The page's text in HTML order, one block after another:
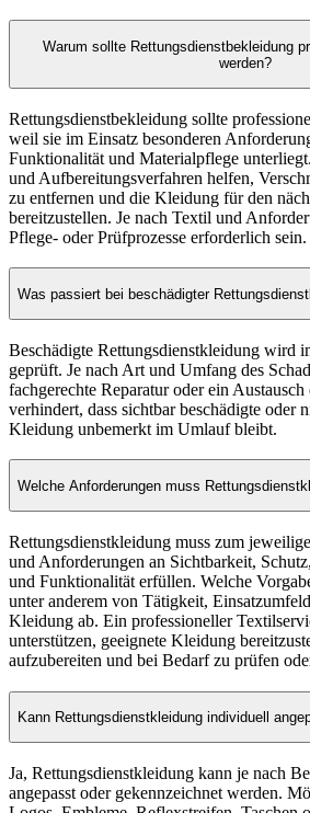
Warum sollte Rettungsdienstbekleidung
werden?
Rettungsdienstbekleidung sollte
weil sie im Einsatz besonderen
Funktionalität und Materialpflege
und Aufbereitungsverfahren helfen,
zu entfernen und die Kleidung für den
bereitzustellen. Je nach Textil und
Pflege- oder Prüfprozesse erforderlich sein.
Was passiert bei beschädigter
Beschädigte Rettungsdienstkleidung wird
geprüft. Je nach Art und Umfang des
fachgerechte Reparatur oder ein
verhindert, dass sichtbar beschädigte oder
Kleidung unbemerkt im Umlauf bleibt.
Welche Anforderungen muss
Rettungsdienstkleidung muss zum
und Anforderungen an Sichtbarkeit,
und Funktionalität erfüllen. Welche
unter anderem von Tätigkeit,
Kleidung ab. Ein professioneller
unterstützen, geeignete Kleidung
aufzubereiten und bei Bedarf zu prüfen
Kann Rettungsdienstkleidung individuell
Ja, Rettungsdienstkleidung kann je nach
angepasst oder gekennzeichnet werden.